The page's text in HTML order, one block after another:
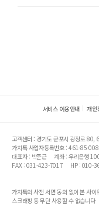
서비스 이용안내 개인
고객센터 : 경기도 군포시 광정로 80,
가치톡 사업자등록번호 : 461-85-
대표자 : 박준근
계좌 : 우리은행
FAX : 031-423-7017
HP : 010-
가치톡의 사전 서면 동의 없이 본 사
스크래핑 등 무단 사용할 수 없습니다